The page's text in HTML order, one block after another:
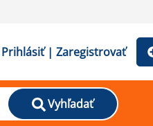
Prihlásiť | Zaregistrovať
Vyhľadať